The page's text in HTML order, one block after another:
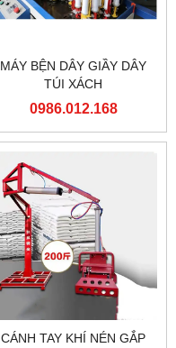
MÁY BỆN DÂY GIẦY DÂY
TÚI XÁCH
0986.012.168
CÁNH TAY KHÍ NÉN GẮP